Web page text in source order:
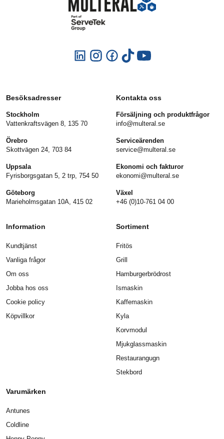
Besöksadresser
Stockholm
Vattenkraftsvägen 8, 135 70
Örebro
Skottvägen 24, 703 84
Uppsala
Fyrisborgsgatan 5, 2 trp, 754 50
Göteborg
Marieholmsgatan 10A, 415 02
Kontakta oss
Försäljning och produktfrågor
info@multeral.se
Serviceärenden
service@multeral.se
Ekonomi och fakturor
ekonomi@multeral.se
Växel
+46 (0)10-761 04 00
Information
Kundtjänst
Vanliga frågor
Om oss
Jobba hos oss
Cookie policy
Köpvillkor
Sortiment
Fritös
Grill
Hamburgerbrödrost
Ismaskin
Kaffemaskin
Kyla
Korvmodul
Mjukglassmaskin
Restaurangugn
Stekbord
Varumärken
Antunes
Coldline